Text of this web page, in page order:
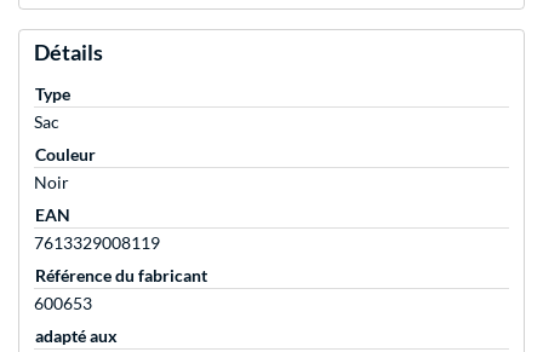
Détails
Type
Sac
Couleur
Noir
EAN
7613329008119
Référence du fabricant
600653
adapté aux